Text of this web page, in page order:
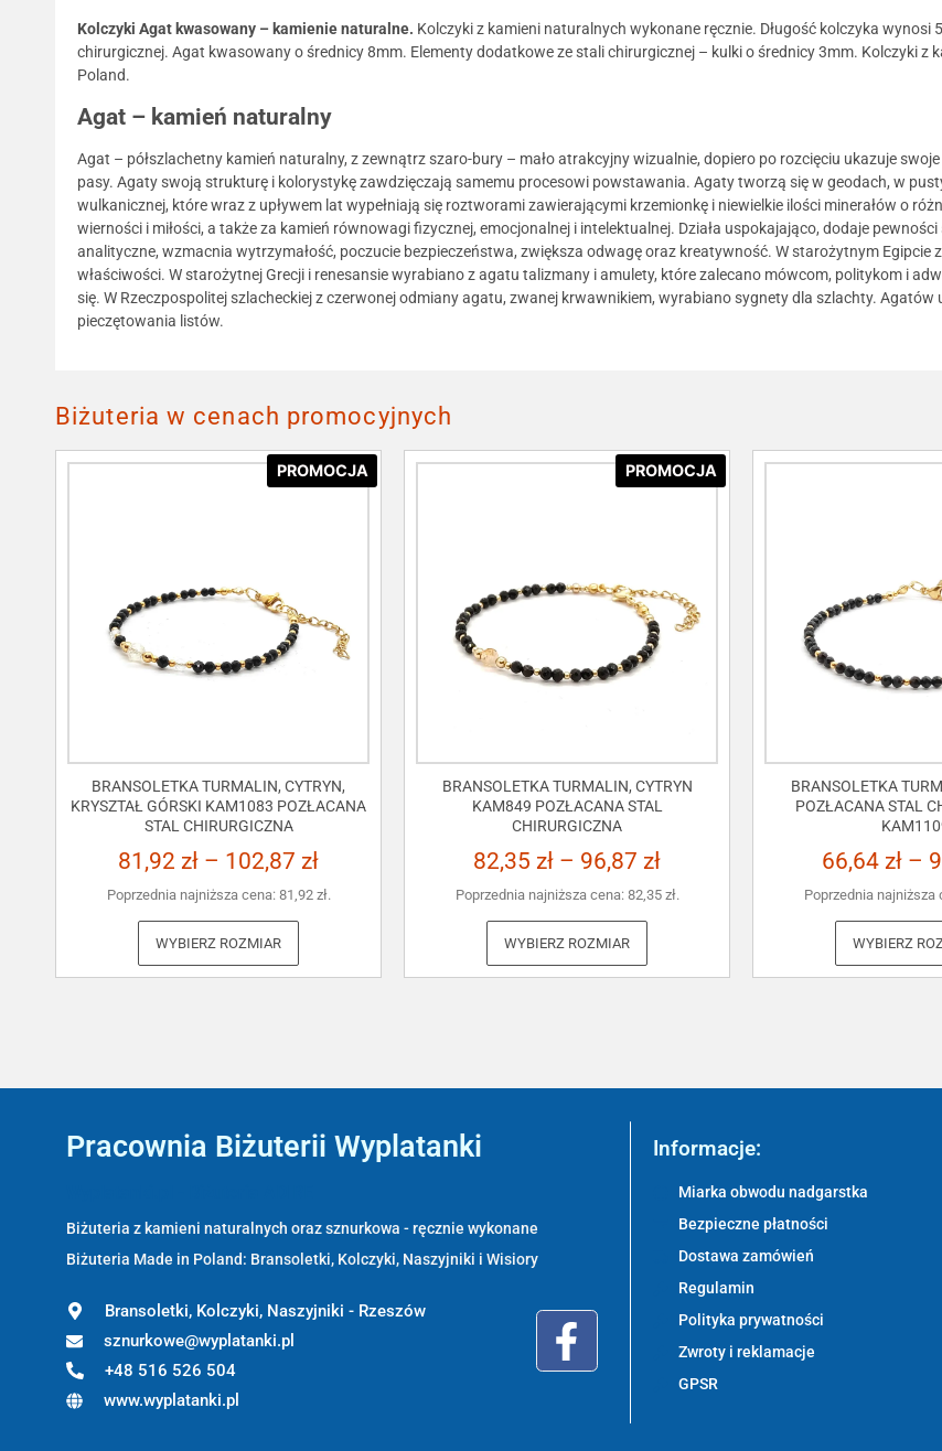
Kolczyki Agat kwasowany – kamienie naturalne. Kolczyki z kamieni naturalnych wykonane ręcznie. Długość kolczyka
chirurgicznej. Agat kwasowany o średnicy 8mm. Elementy dodatkowe ze stali chirurgicznej – kulki o średnicy 3mm. Kolczyki z
Poland.
Agat – kamień naturalny
Agat – półszlachetny kamień naturalny, z zewnątrz szaro-bury – mało atrakcyjny wizualnie, dopiero po rozcięciu ukazuje
pasy. Agaty swoją strukturę i kolorystykę zawdzięczają samemu procesowi powstawania. Agaty tworzą się w geodach, w
wulkanicznej, które wraz z upływem lat wypełniają się roztworami zawierającymi krzemionkę i niewielkie ilości minerałów o
wierności i miłości, a także za kamień równowagi fizycznej, emocjonalnej i intelektualnej. Działa uspokajająco, dodaje
analityczne, wzmacnia wytrzymałość, poczucie bezpieczeństwa, zwiększa odwagę oraz kreatywność. W starożytnym
właściwości. W starożytnej Grecji i renesansie wyrabiano z agatu talizmany i amulety, które zalecano mówcom, politykom i
się. W Rzeczpospolitej szlacheckiej z czerwonej odmiany agatu, zwanej krwawnikiem, wyrabiano sygnety dla szlachty.
pieczętowania listów.
Biżuteria w cenach promocyjnych
PROMOCJA
BRANSOLETKA TURMALIN, CYTRYN,
KRYSZTAŁ GÓRSKI KAM1083 POZŁACANA
STAL CHIRURGICZNA
81,92 zł – 102,87 zł
Poprzednia najniższa cena: 81,92 zł.
WYBIERZ ROZMIAR
PROMOCJA
BRANSOLETKA TURMALIN, CYTRYN
KAM849 POZŁACANA STAL
CHIRURGICZNA
82,35 zł – 96,87 zł
Poprzednia najniższa cena: 82,35 zł.
WYBIERZ ROZMIAR
BRANSOLETKA
POZŁACANA STAL
66,64 zł –
Poprzednia najniższa
WYBIERZ
Pracownia Biżuterii Wyplatanki
Biżuteria z kamieni naturalnych oraz sznurkowa - ręcznie wykonane
Biżuteria Made in Poland: Bransoletki, Kolczyki, Naszyjniki i Wisiory
Bransoletki, Kolczyki, Naszyjniki - Rzeszów
sznurkowe@wyplatanki.pl
+48 516 526 504
www.wyplatanki.pl
Informacje:
Miarka obwodu nadgarstka
Bezpieczne płatności
Dostawa zamówień
Regulamin
Polityka prywatności
Zwroty i reklamacje
GPSR